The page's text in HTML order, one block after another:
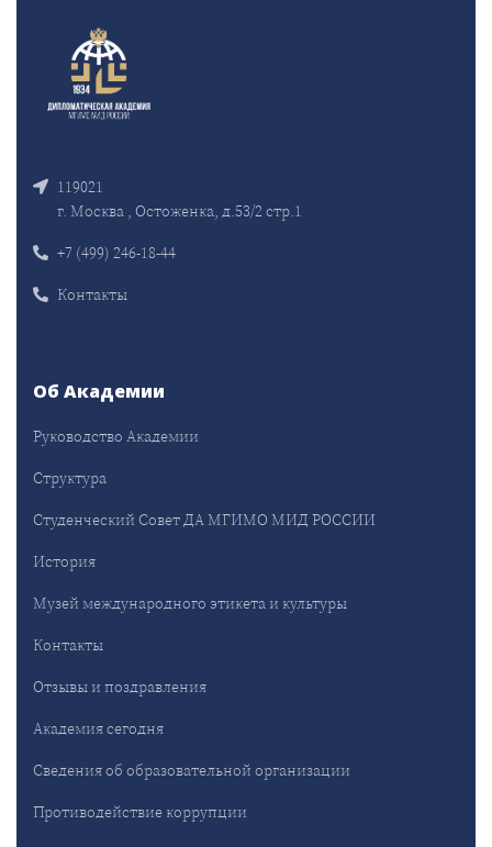
119021
г. Москва , Остоженка, д.53/2 стр.1
+7 (499) 246-18-44
Контакты
Об Академии
Руководство Академии
Структура
Студенческий Совет ДА МГИМО МИД РОССИИ
История
Музей международного этикета и культуры
Контакты
Отзывы и поздравления
Академия сегодня
Сведения об образовательной организации
Противодействие коррупции